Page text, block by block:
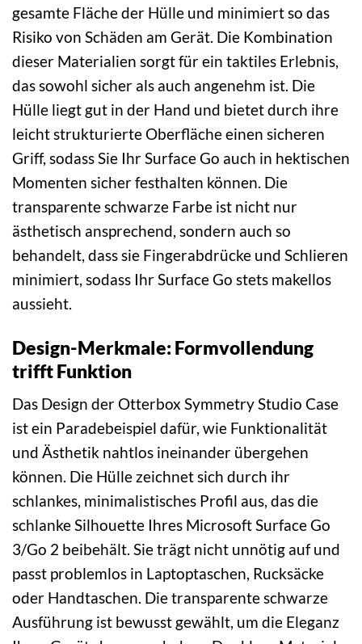
gesamte Fläche der Hülle und minimiert so das
Risiko von Schäden am Gerät. Die Kombination
dieser Materialien sorgt für ein taktiles Erlebnis,
das sowohl sicher als auch angenehm ist. Die
Hülle liegt gut in der Hand und bietet durch ihre
leicht strukturierte Oberfläche einen sicheren
Griff, sodass Sie Ihr Surface Go auch in hektischen
Momenten sicher festhalten können. Die
transparente schwarze Farbe ist nicht nur
ästhetisch ansprechend, sondern auch so
behandelt, dass sie Fingerabdrücke und Schlieren
minimiert, sodass Ihr Surface Go stets makellos
aussieht.
Design-Merkmale: Formvollendung
trifft Funktion
Das Design der Otterbox Symmetry Studio Case
ist ein Paradebeispiel dafür, wie Funktionalität
und Ästhetik nahtlos ineinander übergehen
können. Die Hülle zeichnet sich durch ihr
schlankes, minimalistisches Profil aus, das die
schlanke Silhouette Ihres Microsoft Surface Go
3/Go 2 beibehält. Sie trägt nicht unnötig auf und
passt problemlos in Laptoptaschen, Rucksäcke
oder Handtaschen. Die transparente schwarze
Ausführung ist bewusst gewählt, um die Eleganz